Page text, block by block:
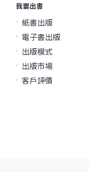
我要出書
紙書出版
電子書出版
出版模式
出版市場
客戶評價